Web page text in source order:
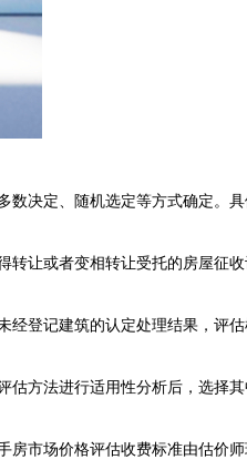
数决定、随机选定等方式确定。
转让或者变相转让受托的房屋征
经登记建筑的认定处理结果，评
估方法进行适用性分析后，选择
房市场价格评估收费标准由估价